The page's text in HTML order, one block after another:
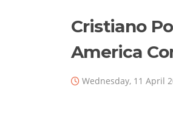
Cristiano
America
Wednesday, 11 April